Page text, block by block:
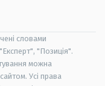
словами
"Позиція".
можна
Усі права